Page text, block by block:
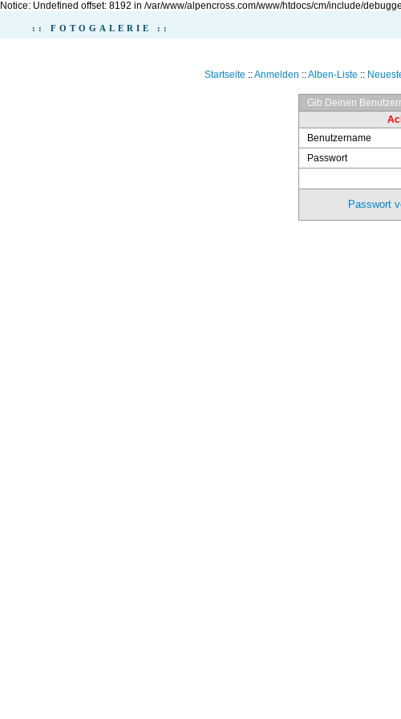
Notice: Undefined offset: 8192 in /var/www/alpencross.com/www/htdocs/cm/include/
:: FOTOGALERIE ::
Startseite ::Anmelden ::Alben-Liste ::
Gib Deinen
Benutzername
Passwort
Passwort